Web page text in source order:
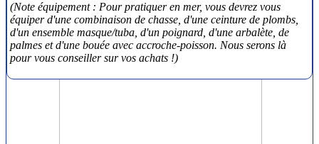
(Note équipement : Pour pratiquer en mer, vous devrez vous
équiper d'une combinaison de chasse, d'une ceinture de plombs,
d'un ensemble masque/tuba, d'un poignard, d'une arbalète, de
palmes et d'une bouée avec accroche-poisson. Nous serons là
pour vous conseiller sur vos achats !)